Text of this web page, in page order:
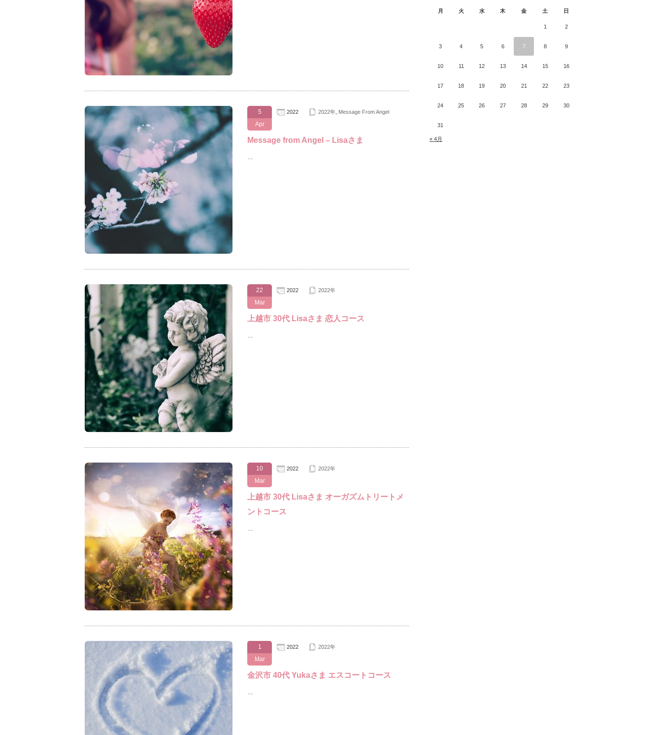
5
Apr
2022 2022年 Message From Angel
Message from Angel – Lisaさま
…
22
Mar
2022 2022年
上越市 30代 Lisaさま 恋人コース
…
10
Mar
2022 2022年
上越市 30代 Lisaさま オーガズムトリートメ
ントコース
…
1
Mar
2022 2022年
金沢市 40代 Yukaさま エスコートコース
…
月 火 水 木 金 土 日
1 2
3 4 5 6 7 8 9
10 11 12 13 14 15 16
17 18 19 20 21 22 23
24 25 26 27 28 29 30
31
« 4月